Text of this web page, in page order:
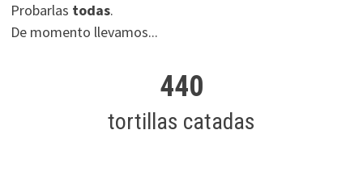
Probarlas todas.
De momento llevamos...
440
tortillas catadas